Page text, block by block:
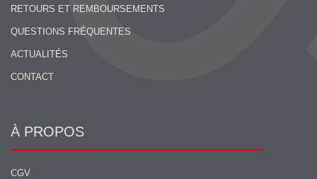
RETOURS ET REMBOURSEMENTS
QUESTIONS FRÉQUENTES
ACTUALITÉS
CONTACT
À PROPOS
CGV